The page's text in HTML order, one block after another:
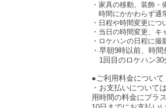
・家具の移動、装飾・
時間にかかわらず通
・日程や時間変更につ
・当日の時間変更、
・ロケハンの日程に撮
・早朝9時以前、時
1回目のロケハン30
●ご利用料金について
・お支払いについて
用時間の料金にプラ